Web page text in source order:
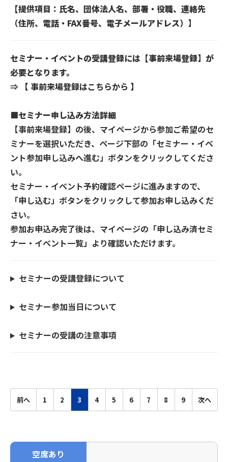
【提供項目：氏名、団体法人名、部署・役職、連絡先
（住所、電話・FAX番号、電子メールアドレス）】
セミナー・イベントの受講登録には【事前来場登録】が
必要となります。
⇒ 【 事前来場登録はこちらから 】
■セミナー申し込み方法詳細
【事前来場登録】の後、マイページから参加ご希望のセ
ミナーを選択いただき、ページ下部の「セミナー・イベ
ント参加申し込みへ進む」ボタンをクリックしてくださ
い。
セミナー・イベント予約確認ページに進みますので、
「申し込む」ボタンをクリックして参加お申し込みくだ
さい。
参加お申込み完了後は、マイページの「申し込み済セミ
ナー・イベント一覧」より確認いただけます。
セミナーの受講登録について
セミナー参加当日について
セミナーの受講の注意事項
前へ 1 2 3 4 5 6 7 8 9 次へ
空席あり